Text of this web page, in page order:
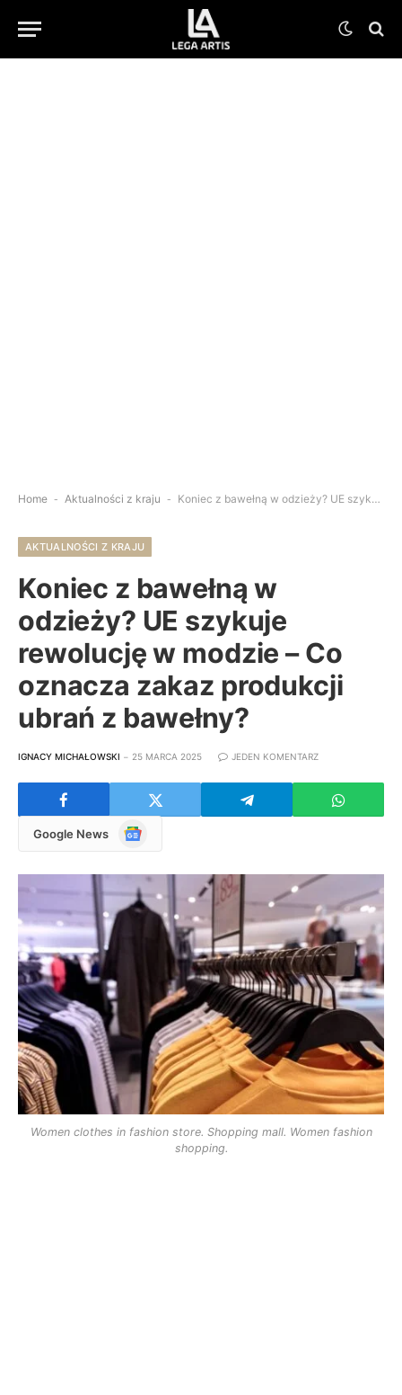
Home - Aktualności z kraju - Koniec z bawełną w odzieży? UE szykuje rewolucję w modzie – Co oznacza zakaz produkcji ubrań z bawełny?
AKTUALNOŚCI Z KRAJU
Koniec z bawełną w
odzieży? UE szykuje
rewolucję w modzie – Co
oznacza zakaz produkcji
ubrań z bawełny?
IGNACY MICHAŁOWSKI 25 MARCA 2025 JEDEN KOMENTARZ
Google News
Google
Women clothes in fashion store. Shopping mall. Women fashion
shopping.